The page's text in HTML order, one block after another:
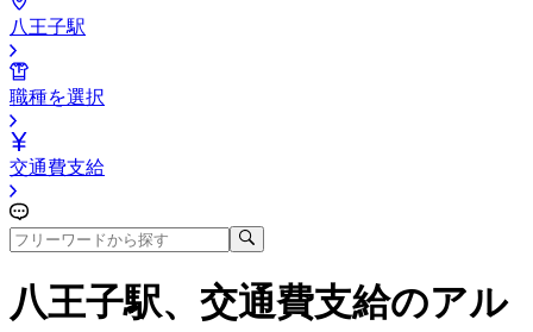
八王子駅
職種を選択
交通費支給
八王子駅、交通費支給のアル